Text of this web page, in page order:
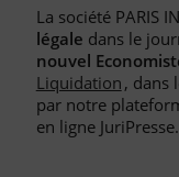
Départements pour
Liste des Greffes
Liste des CCI
La société PARIS
légale dans le
nouvel
Liquidation, dans
par notre
en ligne